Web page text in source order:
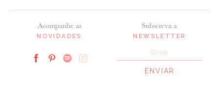
Acompanhe as
NOVIDADES
Subscreva a
NEWSLETTER